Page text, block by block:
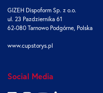
GIZEH Dispoform Sp. z o.o.
ul. 23 Pazdziernika 61
62-080 Tarnowo Podgórne, Polska
www.cupstorys.pl
Social Media